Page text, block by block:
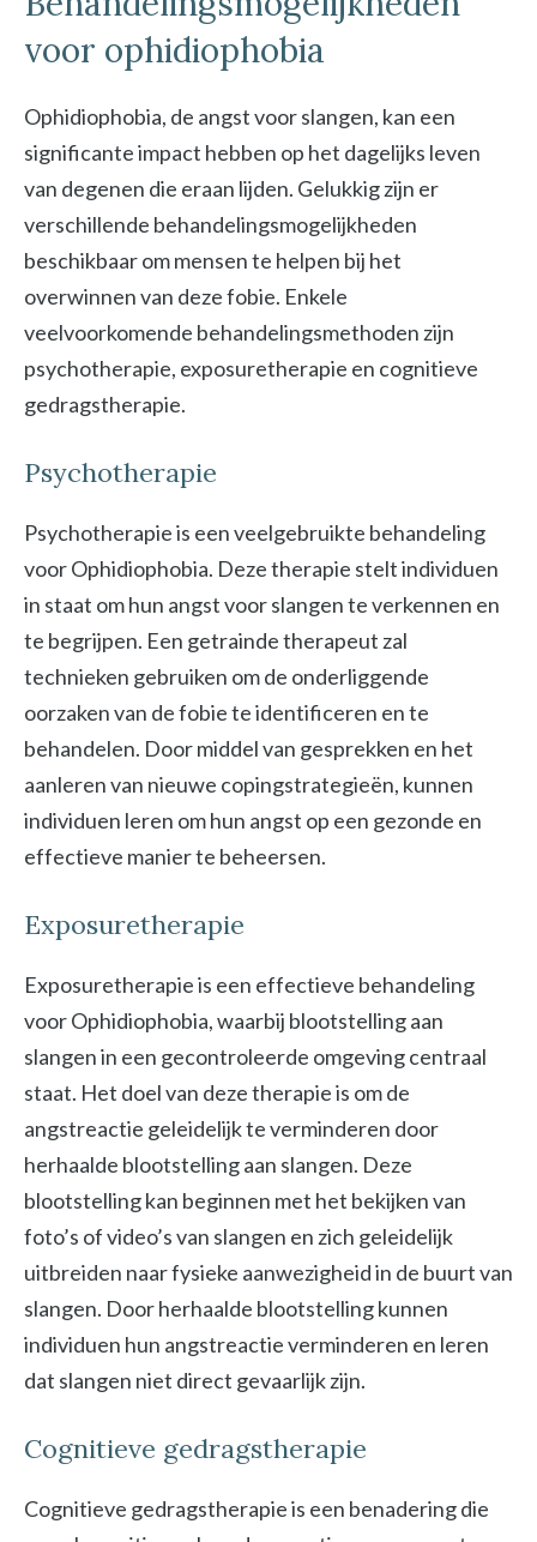
voor ophidiophobia
Ophidiophobia, de angst voor slangen, kan een
significante impact hebben op het dagelijks leven
van degenen die eraan lijden. Gelukkig zijn er
verschillende behandelingsmogelijkheden
beschikbaar om mensen te helpen bij het
overwinnen van deze fobie. Enkele
veelvoorkomende behandelingsmethoden zijn
psychotherapie, exposuretherapie en cognitieve
gedragstherapie.
Psychotherapie
Psychotherapie is een veelgebruikte behandeling
voor Ophidiophobia. Deze therapie stelt individuen
in staat om hun angst voor slangen te verkennen en
te begrijpen. Een getrainde therapeut zal
technieken gebruiken om de onderliggende
oorzaken van de fobie te identificeren en te
behandelen. Door middel van gesprekken en het
aanleren van nieuwe copingstrategieën, kunnen
individuen leren om hun angst op een gezonde en
effectieve manier te beheersen.
Exposuretherapie
Exposuretherapie is een effectieve behandeling
voor Ophidiophobia, waarbij blootstelling aan
slangen in een gecontroleerde omgeving centraal
staat. Het doel van deze therapie is om de
angstreactie geleidelijk te verminderen door
herhaalde blootstelling aan slangen. Deze
blootstelling kan beginnen met het bekijken van
foto’s of video’s van slangen en zich geleidelijk
uitbreiden naar fysieke aanwezigheid in de buurt van
slangen. Door herhaalde blootstelling kunnen
individuen hun angstreactie verminderen en leren
dat slangen niet direct gevaarlijk zijn.
Cognitieve gedragstherapie
Cognitieve gedragstherapie is een benadering die